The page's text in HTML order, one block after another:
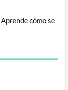
Aprende cómo se